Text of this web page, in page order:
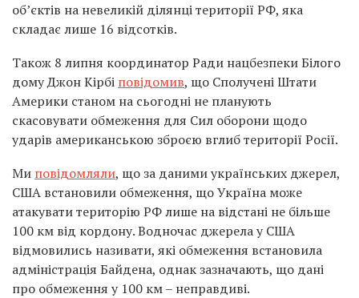
об’єктів на невеликій ділянці території РФ, яка
складає лише 16 відсотків.
Також 8 липня координатор Ради нацбезпеки Білого
дому Джон Кірбі повідомив, що Сполучені Штати
Америки станом на сьогодні не планують
скасовувати обмеження для Сил оборони щодо
ударів американською зброєю вглиб території Росії.
Ми повідомляли, що за даними українських джерел,
США встановили обмеження, що Україна може
атакувати територію РФ лише на відстані не більше
100 км від кордону. Водночас джерела у США
відмовились називати, які обмеження встановила
адміністрація Байдена, однак зазначають, що дані
про обмеження у 100 км – неправдиві.